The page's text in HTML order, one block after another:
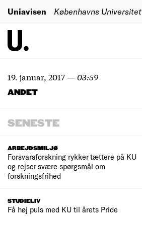
Uniavisen Københavns Universitet
19. januar, 2017—03:59
ANDET
SENESTE
ARBEJDSMILJØ
Forsvarsforskning rykker tættere på KU
og rejser svære spørgsmål om
forskningsfrihed
STUDIELIV
Få høj puls med KU til årets Pride